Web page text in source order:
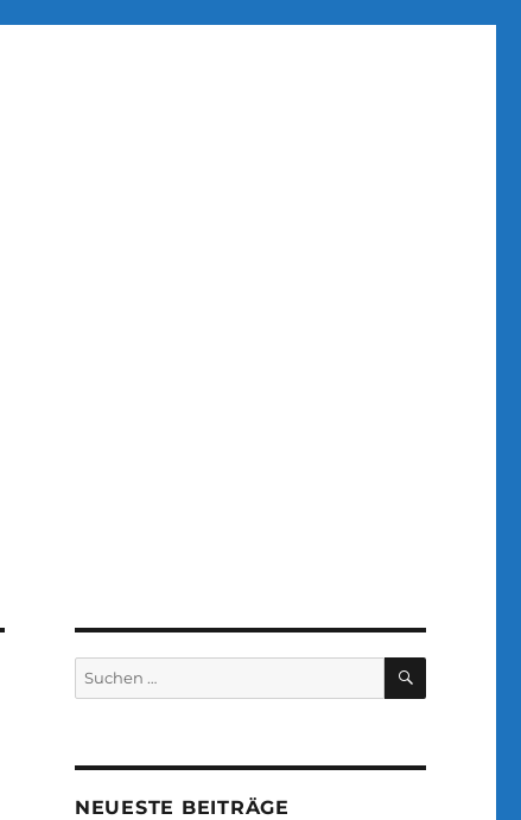
Suchen
nach:
SUCHEN
NEUESTE BEITRÄGE